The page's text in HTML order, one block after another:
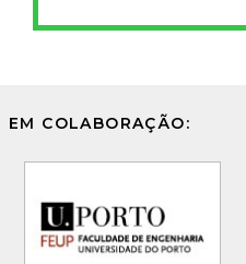
EM COLABORAÇÃO: